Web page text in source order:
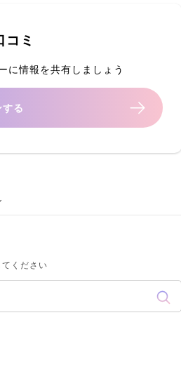
コミ
に情報を共有しましょう
する
ください